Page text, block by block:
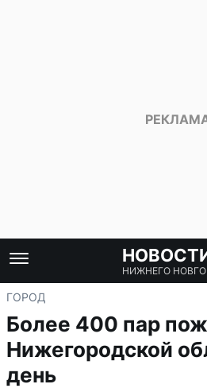
НИЖНЕГО
ГОРОД
Более 400 пар
Нижегородской
день